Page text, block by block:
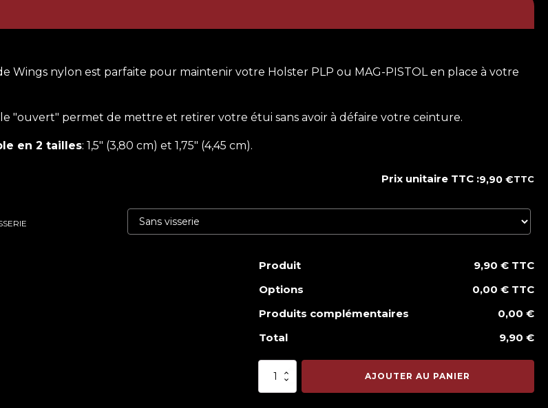
Wings nylon est parfaite pour maintenir votre Holster PLP ou MAG-PISTOL en place à votre
"ouvert" permet de mettre et retirer votre étui sans avoir à défaire votre ceinture.
en 2 tailles: 1,5″ (3,80 cm) et 1,75″ (4,45 cm).
Prix unitaire TTC :9,90 €TTC
Produit
9,90 € TTC
Options
0,00 € TTC
Produits complémentaires
0,00 €
Total
9,90 €
quantité
AJOUTER AU PANIER